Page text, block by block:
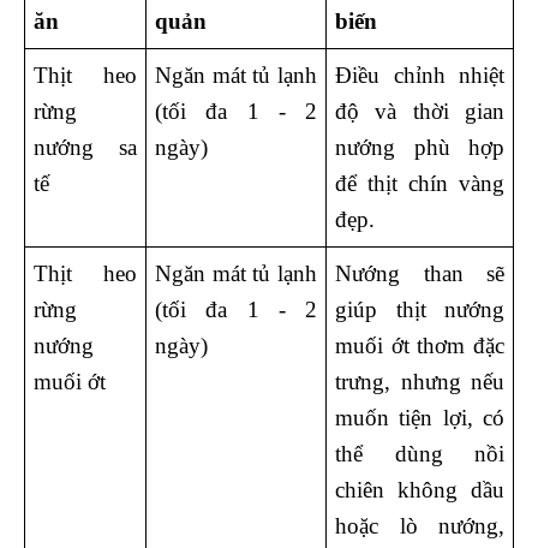
ăn
quản
biến
Thịt heo
rừng
nướng sa
tế
Ngăn mát tủ lạnh
(tối đa 1 - 2
ngày)
Điều chỉnh nhiệt
độ và thời gian
nướng phù hợp
để thịt chín vàng
đẹp.
Thịt heo
rừng
nướng
muối ớt
Ngăn mát tủ lạnh
(tối đa 1 - 2
ngày)
Nướng than sẽ
giúp thịt nướng
muối ớt thơm đặc
trưng, nhưng nếu
muốn tiện lợi, có
thể dùng nồi
chiên không dầu
hoặc lò nướng,